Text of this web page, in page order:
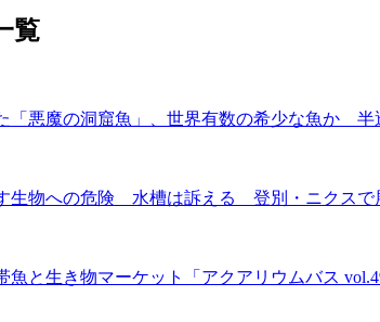
覧
「悪魔の洞窟魚」、世界有数の希少な魚か 半
生物への危険 水槽は訴える 登別・ニクスで
魚と生き物マーケット「アクアリウムバス